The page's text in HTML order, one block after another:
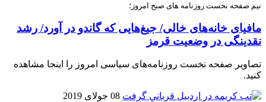
نیم صفحه نخست روزنامه های صبح امروز؛
مافیای خانه‌های خالی/ جیغ‌هایی که گاندو در آورد/ رشد
نقدینگی در وضعیت قرمز
تصاویر صفحه نخست روزنامه‌های سیاسی امروز را اینجا مشاهده
کنید.
08 جولای 2019